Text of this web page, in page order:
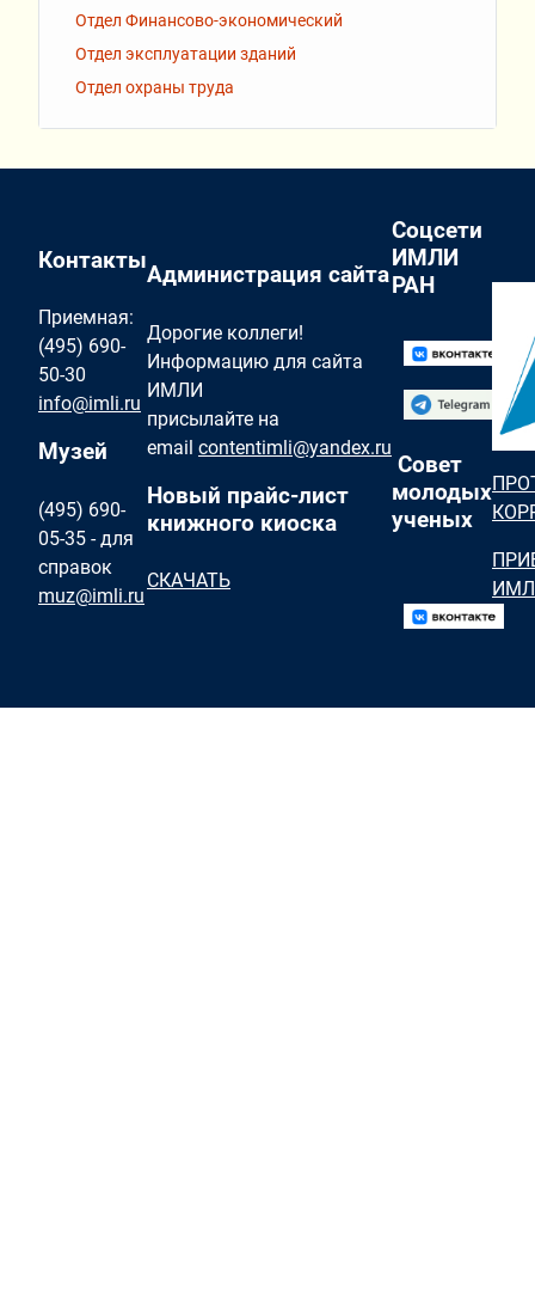
Отдел Финансово-экономический
Отдел эксплуатации зданий
Отдел охраны труда
Контакты
Приемная:
(495) 690-
50-30
info@imli.ru
Музей
(495) 690-
05-35 - для
справок
muz@imli.ru
Администрация сайта
Дорогие коллеги!
Информацию для сайта
ИМЛИ
присылайте на
email contentimli@yandex.ru
Новый прайс-лист
книжного киоска
СКАЧАТЬ
Соцсети
ИМЛИ
РАН
Совет
молодых
ученых